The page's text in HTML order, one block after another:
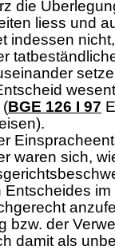
die
liess und
indessen
(BGE 126 I 97
waren sich,
bzw. der
damit als